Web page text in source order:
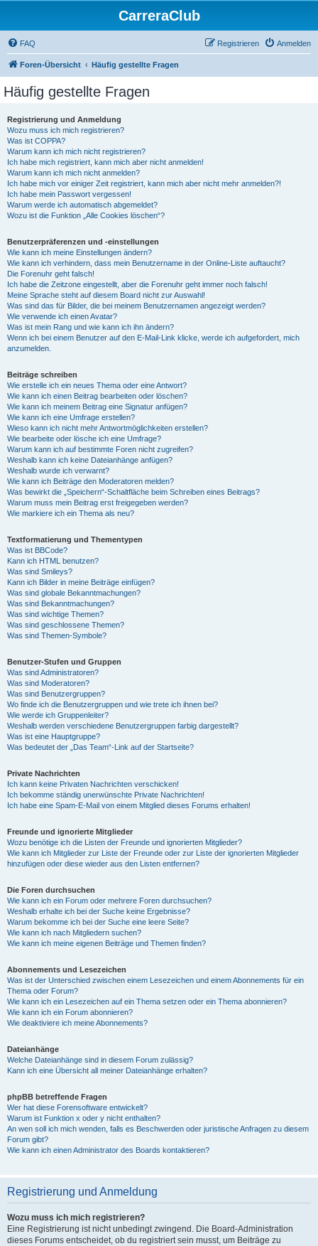
CarreraClub
FAQ Anmelden
Registrieren
Foren-Übersicht Häufig gestellte Fragen
Häufig gestellte Fragen
Registrierung und Anmeldung
Wozu muss ich mich registrieren?
Was ist COPPA?
Warum kann ich mich nicht registrieren?
Ich habe mich registriert, kann mich aber nicht anmelden!
Warum kann ich mich nicht anmelden?
Ich habe mich vor einiger Zeit registriert, kann mich aber nicht mehr anmelden?!
Ich habe mein Passwort vergessen!
Warum werde ich automatisch abgemeldet?
Wozu ist die Funktion „Alle Cookies löschen“?
Benutzerpräferenzen und -einstellungen
Wie kann ich meine Einstellungen ändern?
Wie kann ich verhindern, dass mein Benutzername in der Online-Liste auftaucht?
Die Forenuhr geht falsch!
Ich habe die Zeitzone eingestellt, aber die Forenuhr geht immer noch falsch!
Meine Sprache steht auf diesem Board nicht zur Auswahl!
Was sind das für Bilder, die bei meinem Benutzernamen angezeigt werden?
Wie verwende ich einen Avatar?
Was ist mein Rang und wie kann ich ihn ändern?
Wenn ich bei einem Benutzer auf den E-Mail-Link klicke, werde ich aufgefordert, mich
anzumelden.
Beiträge schreiben
Wie erstelle ich ein neues Thema oder eine Antwort?
Wie kann ich einen Beitrag bearbeiten oder löschen?
Wie kann ich meinem Beitrag eine Signatur anfügen?
Wie kann ich eine Umfrage erstellen?
Wieso kann ich nicht mehr Antwortmöglichkeiten erstellen?
Wie bearbeite oder lösche ich eine Umfrage?
Warum kann ich auf bestimmte Foren nicht zugreifen?
Weshalb kann ich keine Dateianhänge anfügen?
Weshalb wurde ich verwarnt?
Wie kann ich Beiträge den Moderatoren melden?
Was bewirkt die „Speichern“-Schaltfläche beim Schreiben eines Beitrags?
Warum muss mein Beitrag erst freigegeben werden?
Wie markiere ich ein Thema als neu?
Textformatierung und Thementypen
Was ist BBCode?
Kann ich HTML benutzen?
Was sind Smileys?
Kann ich Bilder in meine Beiträge einfügen?
Was sind globale Bekanntmachungen?
Was sind Bekanntmachungen?
Was sind wichtige Themen?
Was sind geschlossene Themen?
Was sind Themen-Symbole?
Benutzer-Stufen und Gruppen
Was sind Administratoren?
Was sind Moderatoren?
Was sind Benutzergruppen?
Wo finde ich die Benutzergruppen und wie trete ich ihnen bei?
Wie werde ich Gruppenleiter?
Weshalb werden verschiedene Benutzergruppen farbig dargestellt?
Was ist eine Hauptgruppe?
Was bedeutet der „Das Team“-Link auf der Startseite?
Private Nachrichten
Ich kann keine Privaten Nachrichten verschicken!
Ich bekomme ständig unerwünschte Private Nachrichten!
Ich habe eine Spam-E-Mail von einem Mitglied dieses Forums erhalten!
Freunde und ignorierte Mitglieder
Wozu benötige ich die Listen der Freunde und ignorierten Mitglieder?
Wie kann ich Mitglieder zur Liste der Freunde oder zur Liste der ignorierten Mitglieder
hinzufügen oder diese wieder aus den Listen entfernen?
Die Foren durchsuchen
Wie kann ich ein Forum oder mehrere Foren durchsuchen?
Weshalb erhalte ich bei der Suche keine Ergebnisse?
Warum bekomme ich bei der Suche eine leere Seite?
Wie kann ich nach Mitgliedern suchen?
Wie kann ich meine eigenen Beiträge und Themen finden?
Abonnements und Lesezeichen
Was ist der Unterschied zwischen einem Lesezeichen und einem Abonnements für ein
Thema oder Forum?
Wie kann ich ein Lesezeichen auf ein Thema setzen oder ein Thema abonnieren?
Wie kann ich ein Forum abonnieren?
Wie deaktiviere ich meine Abonnements?
Dateianhänge
Welche Dateianhänge sind in diesem Forum zulässig?
Kann ich eine Übersicht all meiner Dateianhänge erhalten?
phpBB betreffende Fragen
Wer hat diese Forensoftware entwickelt?
Warum ist Funktion x oder y nicht enthalten?
An wen soll ich mich wenden, falls es Beschwerden oder juristische Anfragen zu diesem
Forum gibt?
Wie kann ich einen Administrator des Boards kontaktieren?
Registrierung und Anmeldung
Wozu muss ich mich registrieren?
Eine Registrierung ist nicht unbedingt zwingend. Die Board-Administration
dieses Forums entscheidet, ob du registriert sein musst, um Beiträge zu